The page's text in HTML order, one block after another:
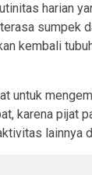
harian
sumpek
kembali
untuk
karena pijat
lainnya